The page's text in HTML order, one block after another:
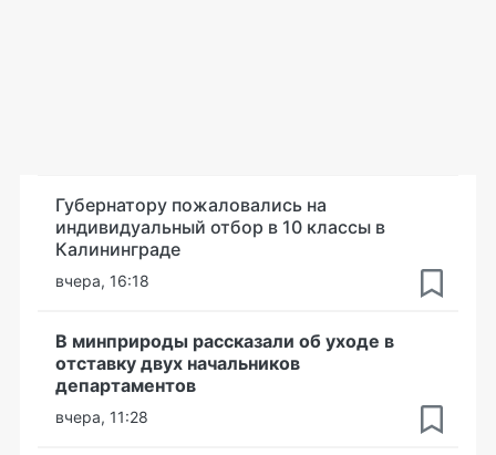
Губернатору пожаловались на
индивидуальный отбор в 10 классы в
Калининграде
вчера, 16:18
В минприроды рассказали об уходе в
отставку двух начальников
департаментов
вчера, 11:28